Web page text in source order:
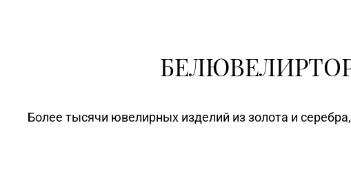
Более тысячи ювелирных изделий из золота и